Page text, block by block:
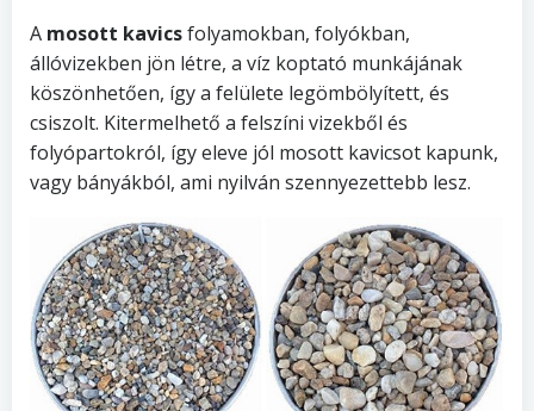
A mosott kavicsfolyamokban, folyókban,
állóvizekben jön létre, a víz koptató munkájának
köszönhetően, így a felülete legömbölyített, és
csiszolt. Kitermelhető a felszíni vizekből és
folyópartokról, így eleve jól mosott kavicsot kapunk,
vagy bányákból, ami nyilván szennyezettebb lesz.